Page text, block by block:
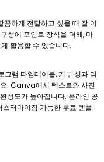
하게 전달하고 싶을 때 잘 어
성에 포인트 장식을 더해, 마
활용할 수 있습니다.
그램 타임테이블, 기부 성과 리
. Canva에서 텍스트와 사진
성도가 높아집니다. 온라인 공
터마이징 가능한 무료 템플